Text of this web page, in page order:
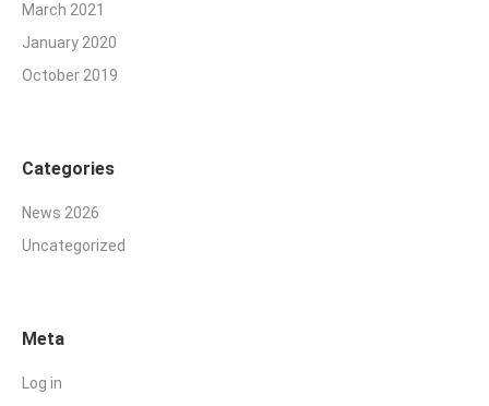
March 2021
January 2020
October 2019
Categories
News 2026
Uncategorized
Meta
Log in